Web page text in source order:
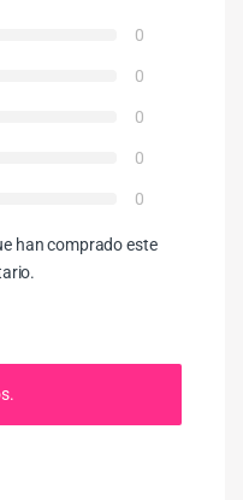
0
0
0
0
0
han comprado este